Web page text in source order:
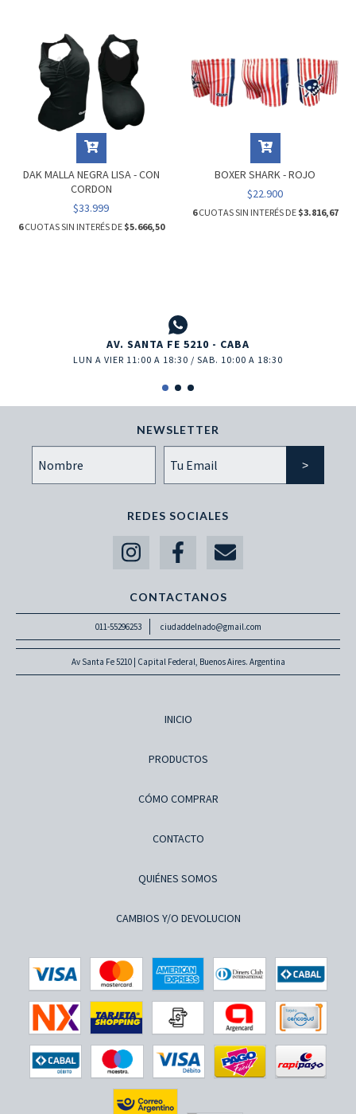
DAK MALLA NEGRA LISA - CON
CORDON
$33.999
6CUOTAS SIN INTERÉS DE $5.666,50
BOXER SHARK - ROJO
$22.900
6CUOTAS SIN INTERÉS DE $3.816,67
AV. SANTA FE 5210 - CABA
LUN A VIER 11:00 A 18:30 / SAB. 10:00 A 18:30
NEWSLETTER
REDES SOCIALES
CONTACTANOS
011-55296253 ciudaddelnado@gmail.com
Av Santa Fe 5210 | Capital Federal, Buenos Aires. Argentina
INICIO
PRODUCTOS
CÓMO COMPRAR
CONTACTO
QUIÉNES SOMOS
CAMBIOS Y/O DEVOLUCION